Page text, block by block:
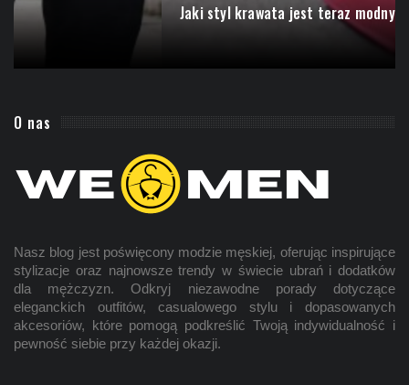
Jaki styl krawata jest teraz modny?
O nas
Nasz blog jest poświęcony modzie męskiej, oferując inspirujące
stylizacje oraz najnowsze trendy w świecie ubrań i dodatków
dla mężczyzn. Odkryj niezawodne porady dotyczące
eleganckich outfitów, casualowego stylu i dopasowanych
akcesoriów, które pomogą podkreślić Twoją indywidualność i
pewność siebie przy każdej okazji.